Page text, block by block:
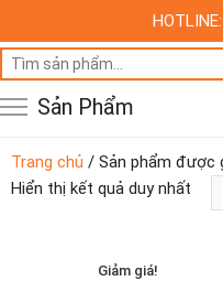
HOTLINE:
Sản Phẩm
Trang chủ / Sản phẩm được
Hiển thị kết quả duy nhất
Giảm giá!